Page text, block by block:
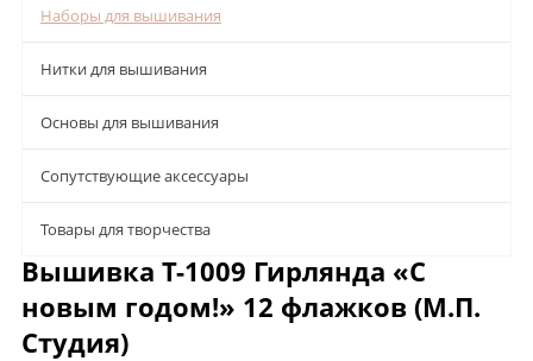
Наборы для вышивания
Нитки для вышивания
Основы для вышивания
Сопутствующие аксессуары
Товары для творчества
Вышивка Т-1009 Гирлянда «С
новым годом!» 12 флажков (М.П.
Студия)